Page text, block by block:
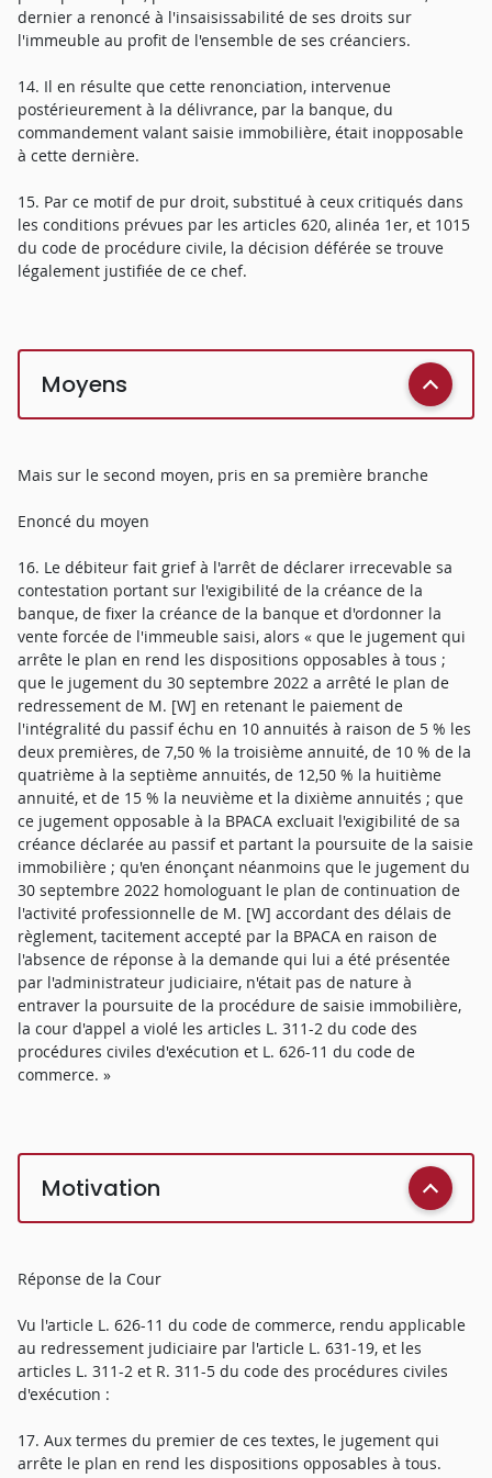
dernier a renoncé à l'insaisissabilité de ses droits sur
l'immeuble au profit de l'ensemble de ses créanciers.
14. Il en résulte que cette renonciation, intervenue
postérieurement à la délivrance, par la banque, du
commandement valant saisie immobilière, était inopposable
à cette dernière.
15. Par ce motif de pur droit, substitué à ceux critiqués dans
les conditions prévues par les articles 620, alinéa 1er, et 1015
du code de procédure civile, la décision déférée se trouve
légalement justifiée de ce chef.
Moyens
Mais sur le second moyen, pris en sa première branche
Enoncé du moyen
16. Le débiteur fait grief à l'arrêt de déclarer irrecevable sa
contestation portant sur l'exigibilité de la créance de la
banque, de fixer la créance de la banque et d'ordonner la
vente forcée de l'immeuble saisi, alors « que le jugement qui
arrête le plan en rend les dispositions opposables à tous ;
que le jugement du 30 septembre 2022 a arrêté le plan de
redressement de M. [W] en retenant le paiement de
l'intégralité du passif échu en 10 annuités à raison de 5 % les
deux premières, de 7,50 % la troisième annuité, de 10 % de la
quatrième à la septième annuités, de 12,50 % la huitième
annuité, et de 15 % la neuvième et la dixième annuités ; que
ce jugement opposable à la BPACA excluait l'exigibilité de sa
créance déclarée au passif et partant la poursuite de la saisie
immobilière ; qu'en énonçant néanmoins que le jugement du
30 septembre 2022 homologuant le plan de continuation de
l'activité professionnelle de M. [W] accordant des délais de
règlement, tacitement accepté par la BPACA en raison de
l'absence de réponse à la demande qui lui a été présentée
par l'administrateur judiciaire, n'était pas de nature à
entraver la poursuite de la procédure de saisie immobilière,
la cour d'appel a violé les articles L. 311-2 du code des
procédures civiles d'exécution et L. 626-11 du code de
commerce. »
Motivation
Réponse de la Cour
Vu l'article L. 626-11 du code de commerce, rendu applicable
au redressement judiciaire par l'article L. 631-19, et les
articles L. 311-2 et R. 311-5 du code des procédures civiles
d'exécution :
17. Aux termes du premier de ces textes, le jugement qui
arrête le plan en rend les dispositions opposables à tous.